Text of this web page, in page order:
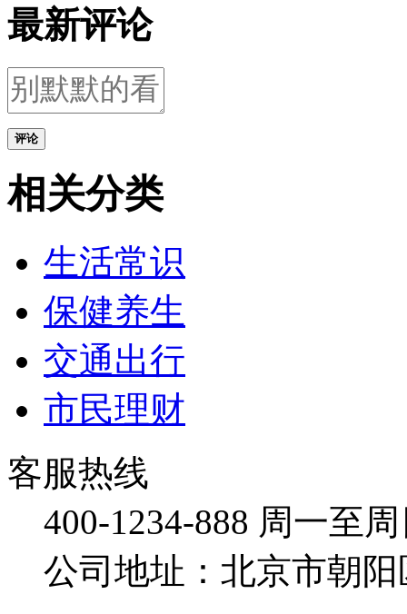
最新评论
评论
相关分类
生活常识
保健养生
交通出行
市民理财
客服热线
400-1234-888 周一至
公司地址：北京市朝